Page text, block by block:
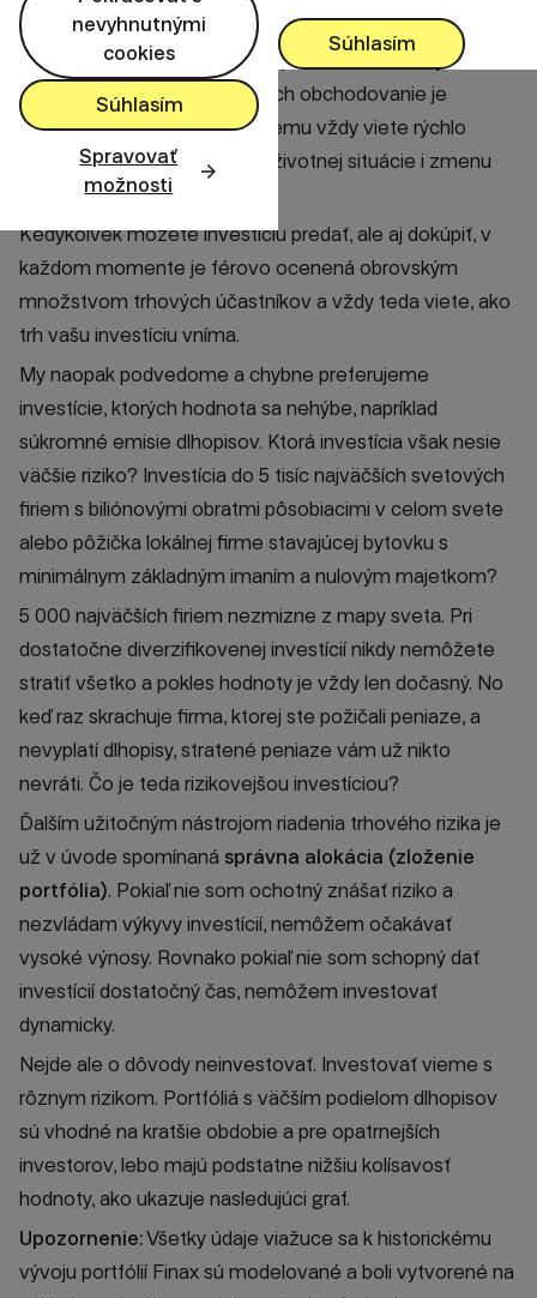
Najcitlivejšie vnímame práve pohyb hodnoty investície.
Obavy v nás vyvoláva možný pokles cien držaných
cenných papierov. No práve ich obchodovanie je
obrovskou výhodou. Vďaka nemu vždy viete rýchlo
zareagovať na zmenu vašej životnej situácie i zmenu
samotnej investície.
Kedykoľvek môžete investíciu predať, ale aj dokúpiť, v
každom momente je férovo ocenená obrovským
množstvom trhových účastníkov a vždy teda viete, ako
trh vašu investíciu vníma.
My naopak podvedome a chybne preferujeme
investície, ktorých hodnota sa nehýbe, napríklad
súkromné emisie dlhopisov. Ktorá investícia však nesie
väčšie riziko? Investícia do 5 tisíc najväčších svetových
firiem s biliónovými obratmi pôsobiacimi v celom svete
alebo pôžička lokálnej firme stavajúcej bytovku s
minimálnym základným imaním a nulovým majetkom?
5 000 najväčších firiem nezmizne z mapy sveta. Pri
dostatočne diverzifikovenej investícií nikdy nemôžete
stratiť všetko a pokles hodnoty je vždy len dočasný. No
keď raz skrachuje firma, ktorej ste požičali peniaze, a
nevyplatí dlhopisy, stratené peniaze vám už nikto
nevráti. Čo je teda rizikovejšou investíciou?
Ďalším užitočným nástrojom riadenia trhového rizika je
už v úvode spomínaná správna alokácia (zloženie
portfólia). Pokiaľ nie som ochotný znášať riziko a
nezvládam výkyvy investícií, nemôžem očakávať
vysoké výnosy. Rovnako pokiaľ nie som schopný dať
investícií dostatočný čas, nemôžem investovať
dynamicky.
Nejde ale o dôvody neinvestovať. Investovať vieme s
rôznym rizikom. Portfóliá s väčším podielom dlhopisov
sú vhodné na kratšie obdobie a pre opatrnejších
investorov, lebo majú podstatne nižšiu kolísavosť
hodnoty, ako ukazuje nasledujúci graf.
Upozornenie:Všetky údaje viažuce sa k historickému
vývoju portfólií Finax sú modelované a boli vytvorené na
nevyhnutnými
cookies
Súhlasím
Spravovať
možnosti
Súhlasím